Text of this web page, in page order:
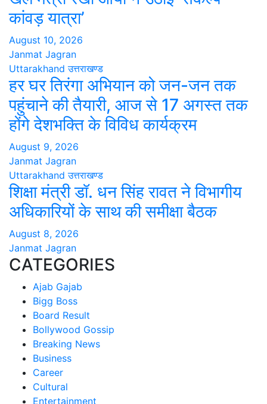
कांवड़ यात्रा’
August 10, 2026
Janmat Jagran
Uttarakhand उत्तराखण्ड
हर घर तिरंगा अभियान को जन-जन तक
पहुंचाने की तैयारी, आज से 17 अगस्त तक
होंगे देशभक्ति के विविध कार्यक्रम
August 9, 2026
Janmat Jagran
Uttarakhand उत्तराखण्ड
शिक्षा मंत्री डॉ. धन सिंह रावत ने विभागीय
अधिकारियों के साथ की समीक्षा बैठक
August 8, 2026
Janmat Jagran
CATEGORIES
Ajab Gajab
Bigg Boss
Board Result
Bollywood Gossip
Breaking News
Business
Career
Cultural
Entertainment